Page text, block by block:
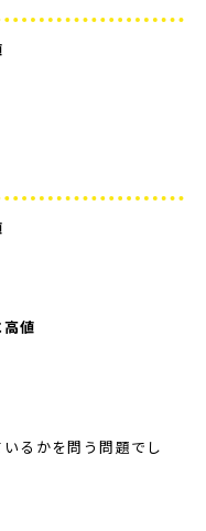
るかを問う問題でし